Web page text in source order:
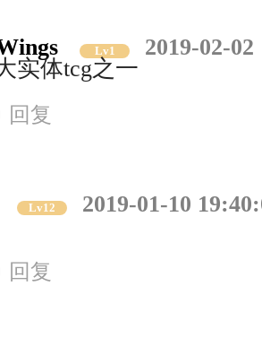
Lv1
2019-02-
实体tcg之一
回复
Lv12
2019-01-10
回复